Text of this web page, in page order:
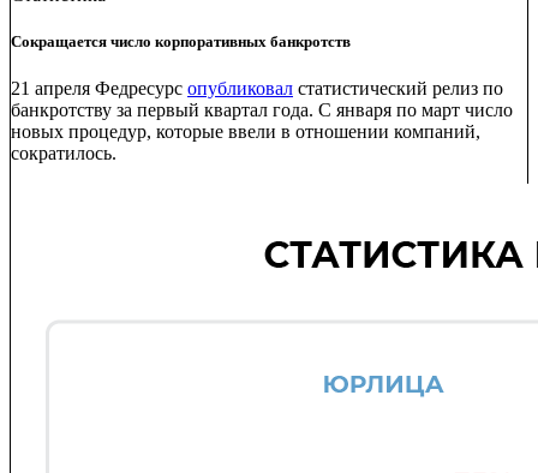
Сокращается число корпоративных банкротств
21 апреля Федресурс опубликовал статистический релиз по
банкротству за первый квартал года. С января по март число
новых процедур, которые ввели в отношении компаний,
сократилось.